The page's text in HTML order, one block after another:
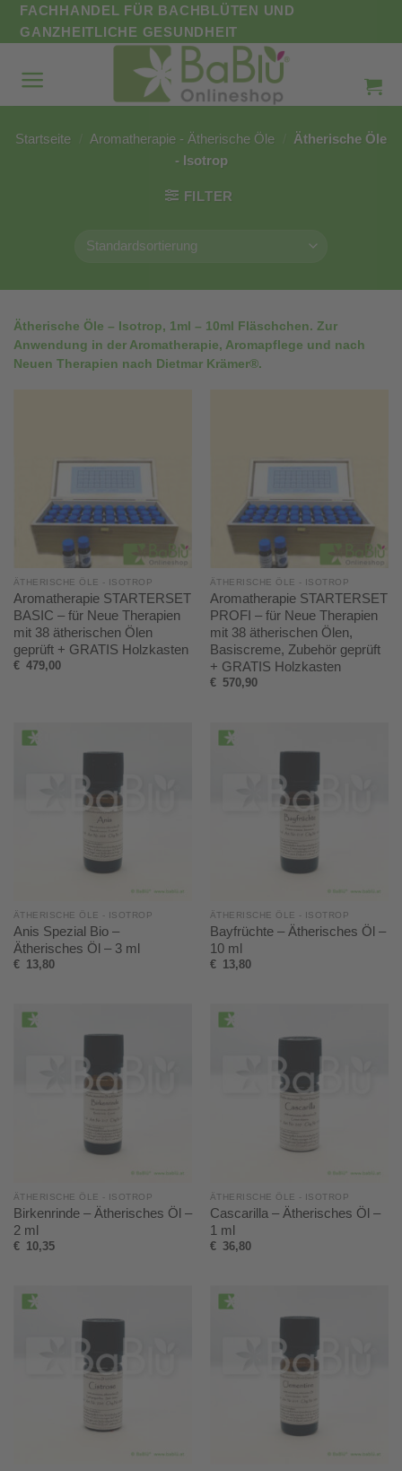
Zum
Inhalt
FACHHANDEL FÜR BACHBLÜTEN UND
GANZHEITLICHE GESUNDHEIT
Startseite Aromatherapie - Ätherische Öle
Ätherische Öle
- Isotrop
FILTER
Ätherische Öle – Isotrop, 1ml – 10ml Fläschchen. Zur
Anwendung in der Aromatherapie, Aromapflege und nach
Neuen Therapien nach Dietmar Krämer®.
ÄTHERISCHE ÖLE - ISOTROP
Aromatherapie STARTERSET
BASIC – für Neue Therapien
mit 38 ätherischen Ölen
geprüft + GRATIS Holzkasten
€ 479,00
ÄTHERISCHE ÖLE - ISOTROP
Aromatherapie STARTERSET
PROFI – für Neue Therapien
mit 38 ätherischen Ölen,
Basiscreme, Zubehör geprüft
+ GRATIS Holzkasten
€ 570,90
ÄTHERISCHE ÖLE - ISOTROP
Anis Spezial Bio –
Ätherisches Öl – 3 ml
€ 13,80
ÄTHERISCHE ÖLE - ISOTROP
Bayfrüchte – Ätherisches Öl –
10 ml
€ 13,80
ÄTHERISCHE ÖLE - ISOTROP
Birkenrinde – Ätherisches Öl –
2 ml
€ 10,35
ÄTHERISCHE ÖLE - ISOTROP
Cascarilla – Ätherisches Öl –
1 ml
€ 36,80